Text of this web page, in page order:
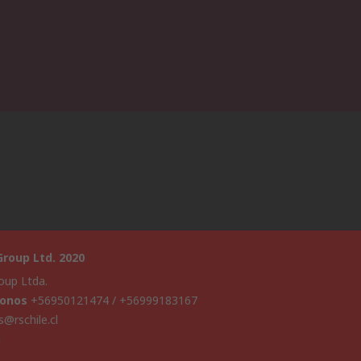
Ltd. 2020
Ltda.
+56950121474 / +56999183167